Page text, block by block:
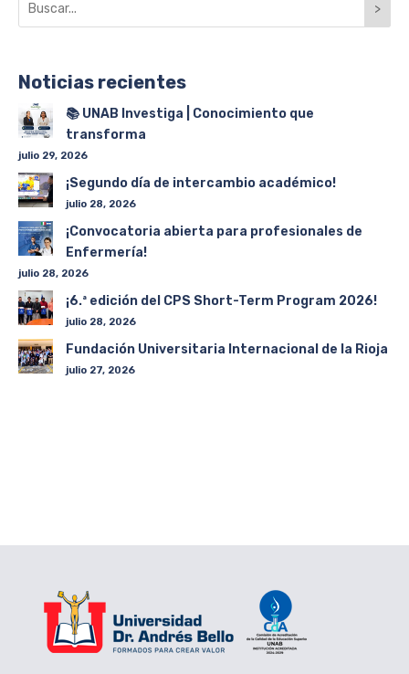
>
Noticias recientes
📚 UNAB Investiga | Conocimiento que
transforma
julio 29, 2026
¡Segundo día de intercambio académico!
julio 28, 2026
¡Convocatoria abierta para profesionales de
Enfermería!
julio 28, 2026
¡6.ª edición del CPS Short-Term Program 2026!
julio 28, 2026
Fundación Universitaria Internacional de la Rioja
julio 27, 2026